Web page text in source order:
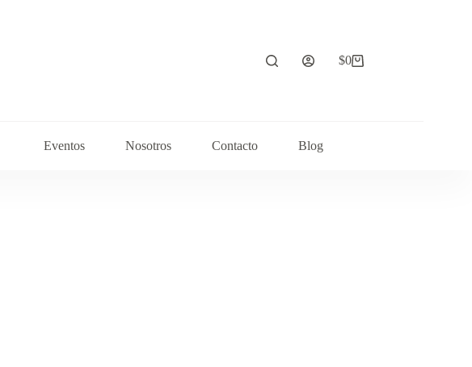
Carrito
$0
Eventos Nosotros Contacto Blog